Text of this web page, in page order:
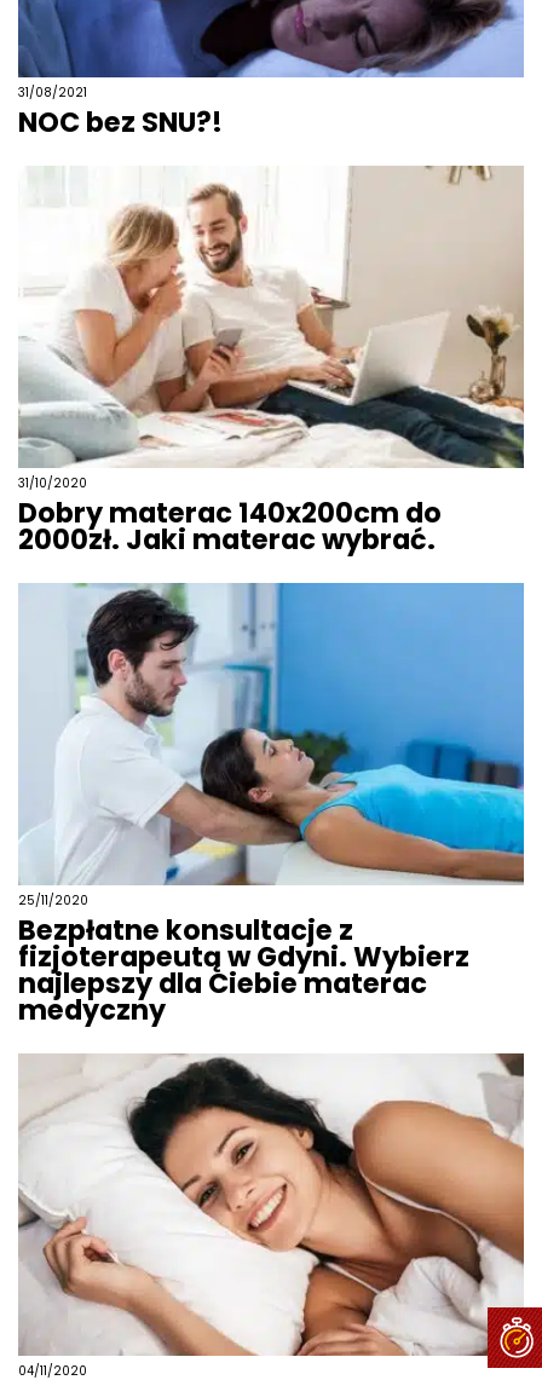
31/08/2021
NOC bez SNU?!
31/10/2020
Dobry materac 140x200cm do
2000zł. Jaki materac wybrać.
25/11/2020
Bezpłatne konsultacje z
fizjoterapeutą w Gdyni. Wybierz
najlepszy dla Ciebie materac
medyczny
04/11/2020